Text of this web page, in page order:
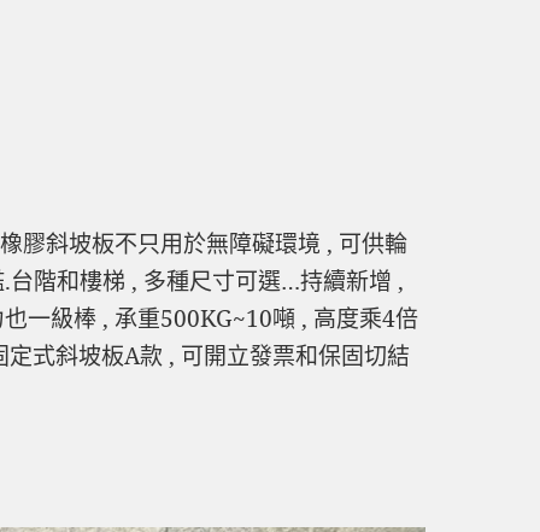
膠斜坡板不只用於無障礙環境 , 可供輪
階和樓梯 , 多種尺寸可選…持續新增 ,
一級棒 , 承重500KG~10噸 , 高度乘4倍
式斜坡板A款 , 可開立發票和保固切結